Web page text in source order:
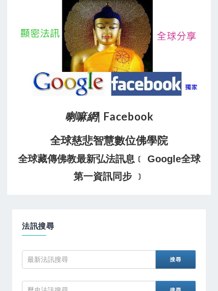
喇嘛網| Facebook
全球慈悲智慧數位佛學院
全球藏傳佛教最新弘法訊息﹝ Google全球
第一資訊同步 ﹞
法訊搜尋